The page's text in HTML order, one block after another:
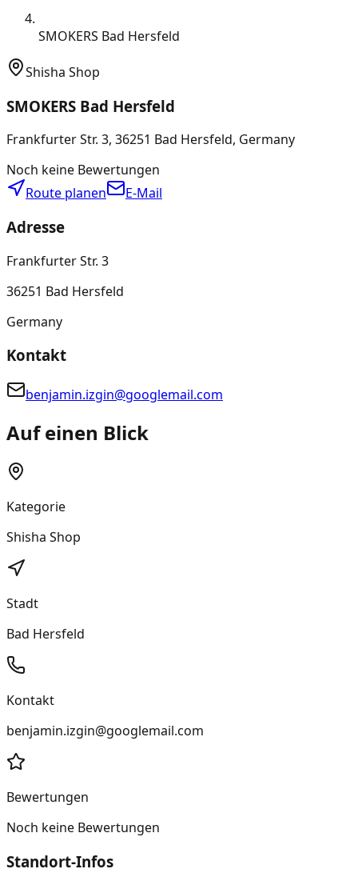
SMOKERS Bad Hersfeld
Shisha Shop
SMOKERS Bad Hersfeld
Frankfurter Str. 3, 36251 Bad Hersfeld, Germany
Noch keine Bewertungen
Route planen
E-Mail
Adresse
Frankfurter Str. 3
36251 Bad Hersfeld
Germany
Kontakt
benjamin.izgin@googlemail.com
Auf einen Blick
Kategorie
Shisha Shop
Stadt
Bad Hersfeld
Kontakt
benjamin.izgin@googlemail.com
Bewertungen
Noch keine Bewertungen
Standort-Infos